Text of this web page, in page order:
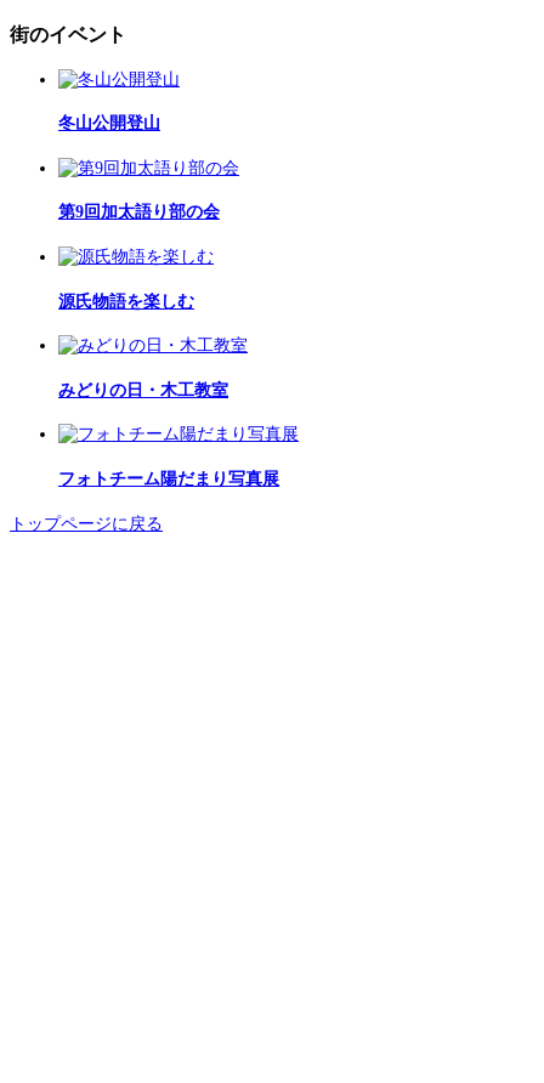
街のイベント
冬山公開登山
第9回加太語り部の会
源氏物語を楽しむ
みどりの日・木工教室
フォトチーム陽だまり写真展
トップページに戻る